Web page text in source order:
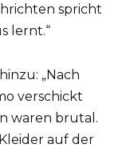
spricht
lernt.“
„Nach
verschickt
waren brutal.
auf der